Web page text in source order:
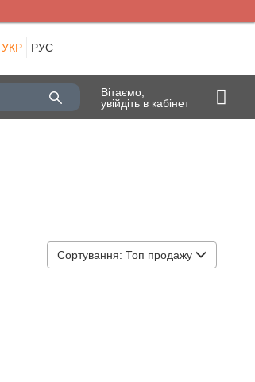
УКР РУС
Вітаємо,
увійдіть в кабінет
Сортування: Топ продажу